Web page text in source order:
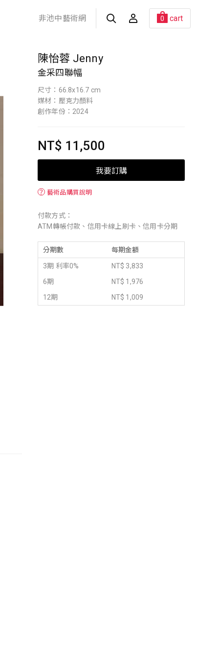
非池中藝術網 0 cart
陳怡蓉 Jenny
金采四聯幅
尺寸：66.8x16.7 cm
媒材：壓克力顏料
創作年份：2024
NT$ 11,500
我要訂購
？ 藝術品購買說明
付款方式：
ATM轉帳付款、信用卡線上刷卡、信用卡分期
分期數 每期金額
3期 利率0%
NT$ 3,833
6期
NT$ 1,976
12期
NT$ 1,009